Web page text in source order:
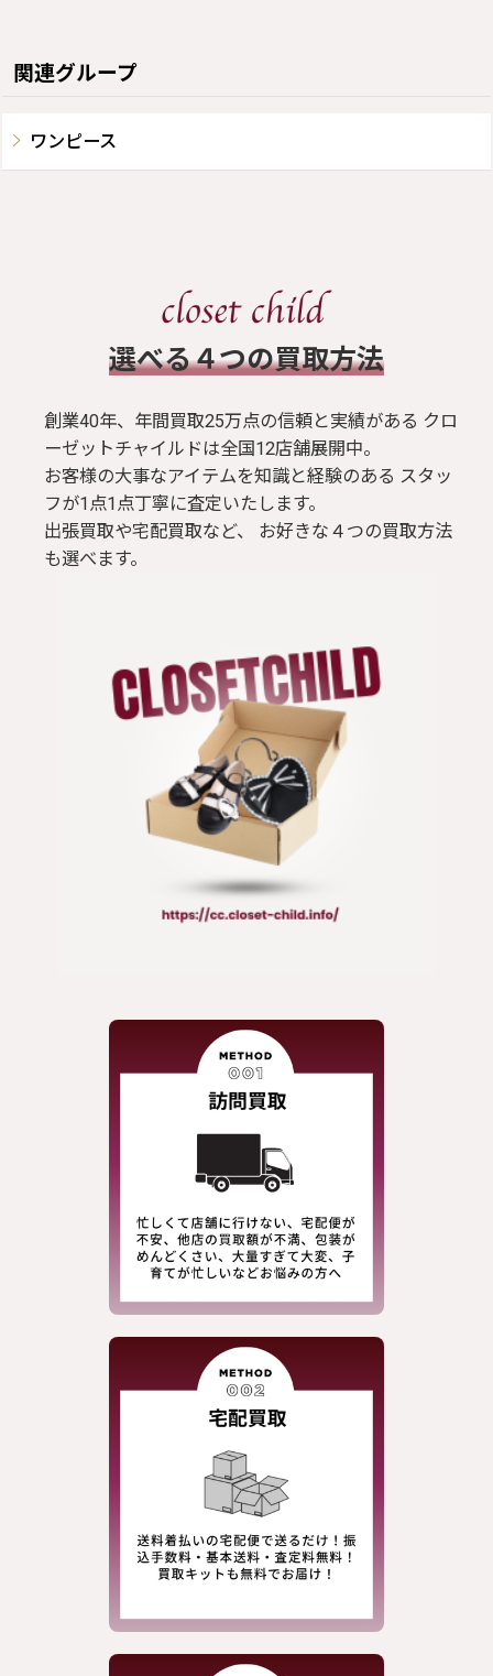
関連グループ
ワンピース
​選べる４つの買取方法
創業40年、年間買取25万点の信頼と実績がある クロ
ーゼットチャイルドは全国12店舗展開中。
お客様の大事なアイテムを知識と経験のある スタッ
フが1点1点丁寧に査定いたします。
出張買取や宅配買取など、 お好きな４つの買取方法
も選べます。